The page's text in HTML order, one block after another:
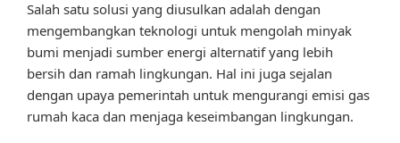
Salah satu solusi yang diusulkan adalah dengan
mengembangkan teknologi untuk mengolah minyak
bumi menjadi sumber energi alternatif yang lebih
bersih dan ramah lingkungan. Hal ini juga sejalan
dengan upaya pemerintah untuk mengurangi emisi gas
rumah kaca dan menjaga keseimbangan lingkungan.